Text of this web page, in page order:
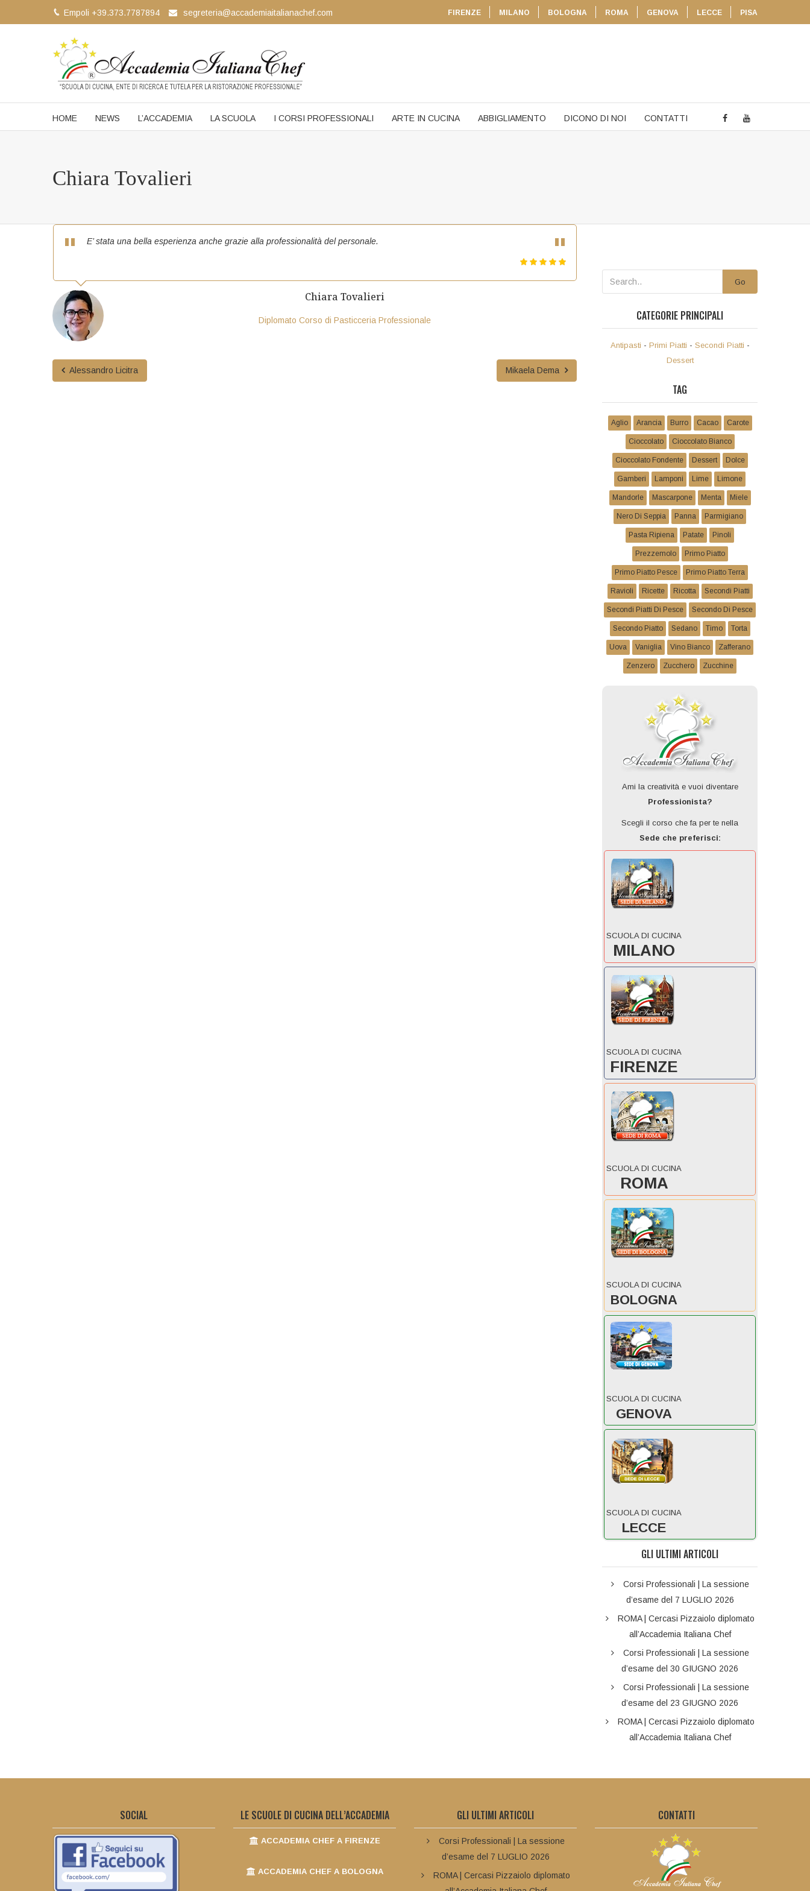
Empoli +39.373.7787894 segreteria@accademiaitalianachef.com FIRENZE MILANO BOLOGNA ROMA GENOVA LECCE PISA
HOME NEWS L’ACCADEMIA LA SCUOLA I CORSI PROFESSIONALI ARTE IN CUCINA ABBIGLIAMENTO DICONO DI NOI CONTATTI
Chiara Tovalieri
E’ stata una bella esperienza anche grazie alla professionalità del personale.
Chiara Tovalieri
Diplomato Corso di Pasticceria Professionale
Alessandro Licitra Mikaela Dema
Go
CATEGORIE PRINCIPALI
Antipasti - Primi Piatti - Secondi Piatti -
Dessert
TAG
Aglio Arancia Burro Cacao Carote
Cioccolato Cioccolato Bianco
Cioccolato Fondente Dessert Dolce
Gamberi Lamponi Lime Limone
Mandorle Mascarpone Menta Miele
Nero Di Seppia Panna Parmigiano
Pasta Ripiena Patate Pinoli
Prezzemolo Primo Piatto
Primo Piatto Pesce Primo Piatto Terra
Ravioli Ricette Ricotta Secondi Piatti
Secondi Piatti Di Pesce Secondo Di Pesce
Secondo Piatto Sedano Timo Torta
Uova Vaniglia Vino Bianco Zafferano
Zenzero Zucchero Zucchine
Ami la creatività e vuoi diventare
Professionista?
Scegli il corso che fa per te nella
Sede che preferisci:
SCUOLA DI CUCINA
MILANO
SCUOLA DI CUCINA
FIRENZE
SCUOLA DI CUCINA
ROMA
SCUOLA DI CUCINA
BOLOGNA
SCUOLA DI CUCINA
GENOVA
SCUOLA DI CUCINA
LECCE
GLI ULTIMI ARTICOLI
Corsi Professionali | La sessione
d’esame del 7 LUGLIO 2026
ROMA | Cercasi Pizzaiolo diplomato
all’Accademia Italiana Chef
Corsi Professionali | La sessione
d’esame del 30 GIUGNO 2026
Corsi Professionali | La sessione
d’esame del 23 GIUGNO 2026
ROMA | Cercasi Pizzaiolo diplomato
all’Accademia Italiana Chef
SOCIAL LE SCUOLE DI CUCINA DELL’ACCADEMIA
ACCADEMIA CHEF A FIRENZE
ACCADEMIA CHEF A BOLOGNA
GLI ULTIMI ARTICOLI
Corsi Professionali | La sessione
d’esame del 7 LUGLIO 2026
ROMA | Cercasi Pizzaiolo diplomato
CONTATTI